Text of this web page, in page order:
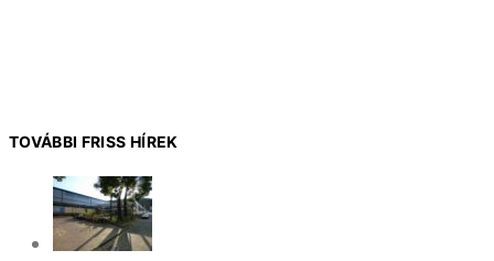
TOVÁBBI FRISS HÍREK